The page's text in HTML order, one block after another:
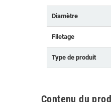
Diamètre
Filetage
Type de produit
Contenu du